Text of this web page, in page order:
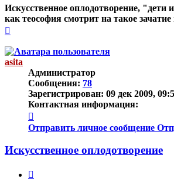
Искусственное оплодотворение, "дети
как теософия смотрит на такое
началу
asita
Администратор
Сообщения: 78
Зарегистрирован: 09 дек 2009,
Контактная информация:
информация
пользователя
Отправить личное сообщение
Искусственное оплодотворение